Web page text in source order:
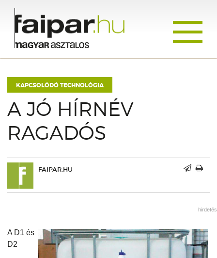
KAPCSOLÓDÓ TECHNOLÓGIA
A JÓ HÍRNÉV
RAGADÓS
FAIPAR.HU
hirdetés
A D1 és
D2